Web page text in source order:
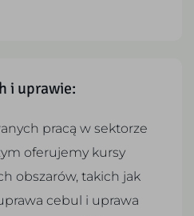
i uprawie:
pracą w sektorze
oferujemy kursy
obszarów, takich jak
cebul i uprawa